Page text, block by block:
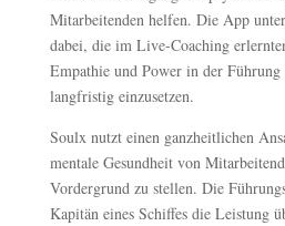
Mitarbeitenden helfen. Die App
dabei, die im Live-Coaching
Empathie und Power in der Führung
langfristig einzusetzen.
Soulx nutzt einen ganzheitlichen
mentale Gesundheit von
Vordergrund zu stellen. Die
Kapitän eines Schiffes die Leistung